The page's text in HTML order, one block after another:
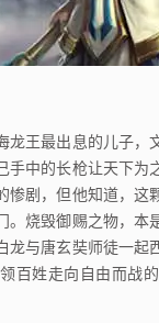
王最出息的儿子，
中的长枪让天下为
剧，但他知道，这
烧毁御赐之物，本
与唐玄奘师徒一
百姓走向自由而战